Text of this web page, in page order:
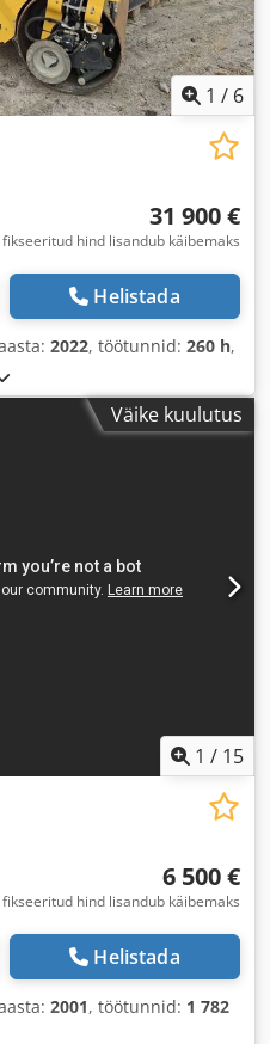
1 / 6
31 900 €
fikseeritud hind lisandub käibemaks
Helistada
2022, töötunnid: 260 h,
Väike kuulutus
1 / 15
6 500 €
fikseeritud hind lisandub käibemaks
Helistada
2001, töötunnid: 1 782